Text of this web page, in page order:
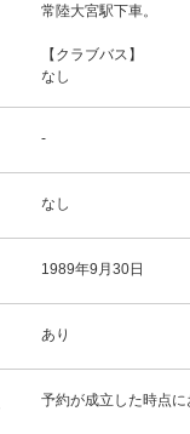
常陸大宮駅下車。
【クラブバス】
なし
-
なし
1989年9月30日
あり
予約が成立した時点に